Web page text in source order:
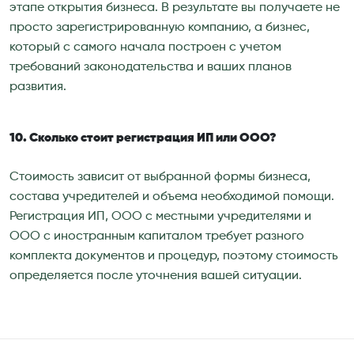
этапе открытия бизнеса. В результате вы получаете не
просто зарегистрированную компанию, а бизнес,
который с самого начала построен с учетом
требований законодательства и ваших планов
развития.
10. Сколько стоит регистрация ИП или ООО?
Стоимость зависит от выбранной формы бизнеса,
состава учредителей и объема необходимой помощи.
Регистрация ИП, ООО с местными учредителями и
ООО с иностранным капиталом требует разного
комплекта документов и процедур, поэтому стоимость
определяется после уточнения вашей ситуации.